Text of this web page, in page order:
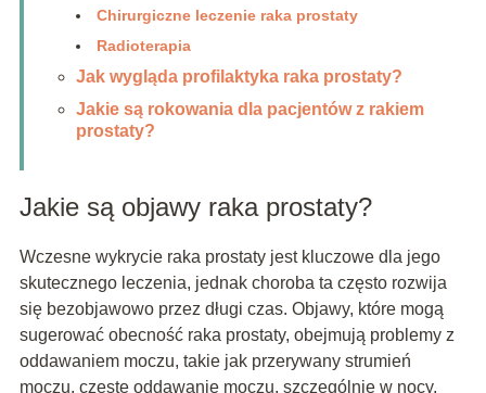
Chirurgiczne leczenie raka prostaty
Radioterapia
Jak wygląda profilaktyka raka prostaty?
Jakie są rokowania dla pacjentów z rakiem
prostaty?
Jakie są objawy raka prostaty?
Wczesne wykrycie raka prostaty jest kluczowe dla jego
skutecznego leczenia, jednak choroba ta często rozwija
się bezobjawowo przez długi czas. Objawy, które mogą
sugerować obecność raka prostaty, obejmują problemy z
oddawaniem moczu, takie jak przerywany strumień
moczu, częste oddawanie moczu, szczególnie w nocy,